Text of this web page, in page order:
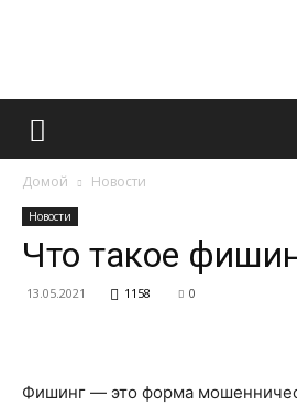
все
Домой Новости
Новости
Что такое
13.05.2021 1158 0
Фишинг — это форма